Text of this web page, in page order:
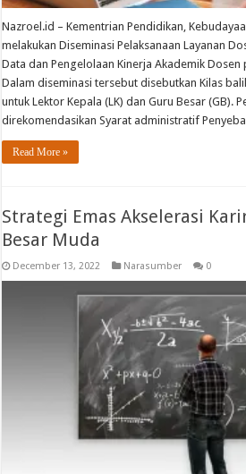
Nazroel.id – Kementrian Pendidikan,
melakukan Diseminasi Pelaksanaan Layanan
Data dan Pengelolaan Kinerja Akademik
Dalam diseminasi tersebut disebutkan Kilas
untuk Lektor Kepala (LK) dan Guru Besar (GB).
direkomendasikan Syarat administratif
Read More »
Strategi Emas Akselerasi
Besar Muda
December 13, 2022 Narasumber 0